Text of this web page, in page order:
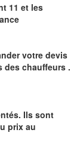
11 et les
votre devis
des chauffeurs .
Ils sont
prix au